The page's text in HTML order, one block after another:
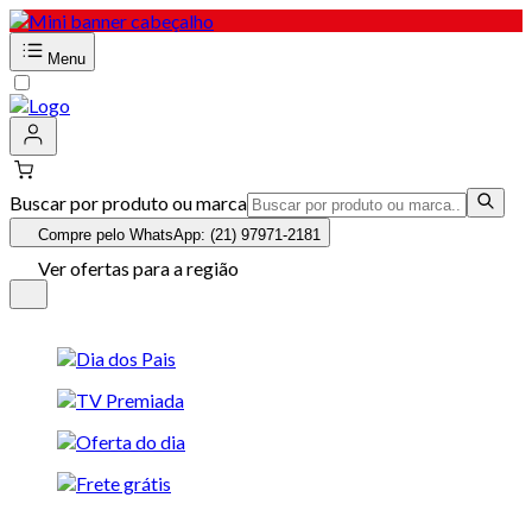
Menu
Buscar por produto ou marca
Compre pelo WhatsApp: (21) 97971-2181
Ver ofertas para a região